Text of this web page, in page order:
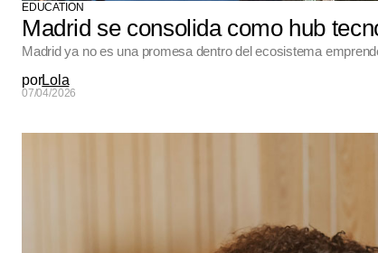
EDUCATION
Madrid se consolida como hub
Madrid ya no es una promesa dentro del ecosistema
porLola
07/04/2026